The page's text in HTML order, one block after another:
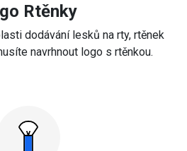
Rtěnky
dodávání lesků na rty, rtěnek
navrhnout logo s rtěnkou.